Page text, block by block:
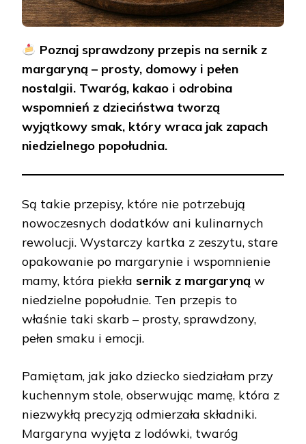
Poznaj sprawdzony przepis na sernik z
margaryną – prosty, domowy i pełen
nostalgii. Twaróg, kakao i odrobina
wspomnień z dzieciństwa tworzą
wyjątkowy smak, który wraca jak zapach
niedzielnego popołudnia.
Są takie przepisy, które nie potrzebują
nowoczesnych dodatków ani kulinarnych
rewolucji. Wystarczy kartka z zeszytu, stare
opakowanie po margarynie i wspomnienie
mamy, która piekła sernik z margaryną w
niedzielne popołudnie. Ten przepis to
właśnie taki skarb – prosty, sprawdzony,
pełen smaku i emocji.
Pamiętam, jak jako dziecko siedziałam przy
kuchennym stole, obserwując mamę, która z
niezwykłą precyzją odmierzała składniki.
Margaryna wyjęta z lodówki, twaróg